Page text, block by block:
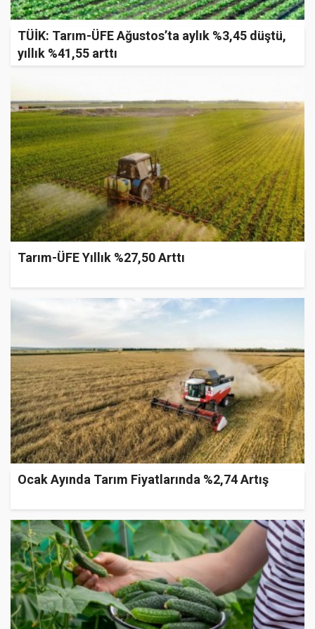
TÜİK: Tarım-ÜFE Ağustos’ta aylık %3,45 düştü,
yıllık %41,55 arttı
Tarım-ÜFE Yıllık %27,50 Arttı
Ocak Ayında Tarım Fiyatlarında %2,74 Artış